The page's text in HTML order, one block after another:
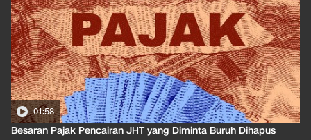
01:50
Apa Arti Peringkat Kredit Indonesia yang Dirilis S&P Global